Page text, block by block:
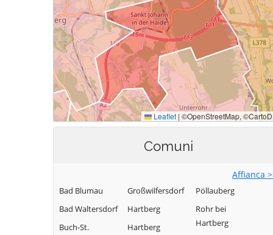
Comuni
Affianca
Bad Blumau
Bad Waltersdorf
Buch-St.
Großwilfersdorf
Hartberg
Hartberg
Pöllauberg
Rohr bei
Hartberg